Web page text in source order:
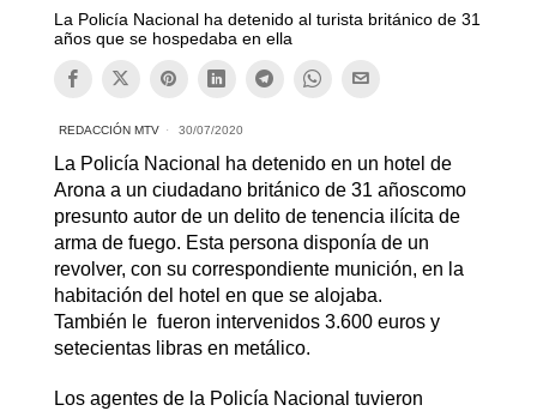
La Policía Nacional ha detenido al turista británico de 31
años que se hospedaba en ella
REDACCIÓN MTV 30/07/2020
La Policía Nacional ha detenido en un hotel de
Arona a un ciudadano británico de 31 añoscomo
presunto autor de un delito de tenencia ilícita de
arma de fuego. Esta persona disponía de un
revolver, con su correspondiente munición, en la
habitación del hotel en que se alojaba.
También le fueron intervenidos 3.600 euros y
setecientas libras en metálico.
Los agentes de la Policía Nacional tuvieron